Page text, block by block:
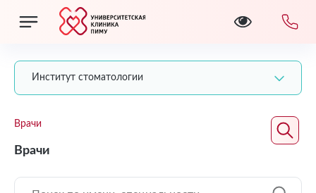
Институт стоматологии
Врачи
Врачи